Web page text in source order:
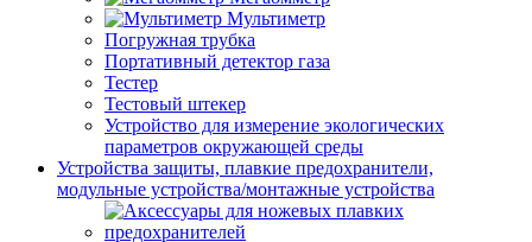
Мультиметр
Погружная трубка
Портативный детектор газа
Тестер
Тестовый штекер
Устройство для измерение экологических
параметров окружающей среды
Устройства защиты, плавкие предохранители,
модульные устройства/монтажные устройства